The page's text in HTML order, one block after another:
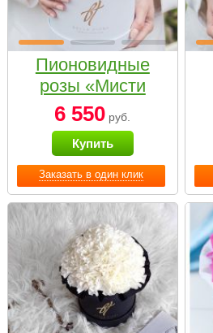
Заказать в один клик
Пионовидные
розы «Мисти
бабблс» в белой
коробке Small
6 550 руб.
Купить